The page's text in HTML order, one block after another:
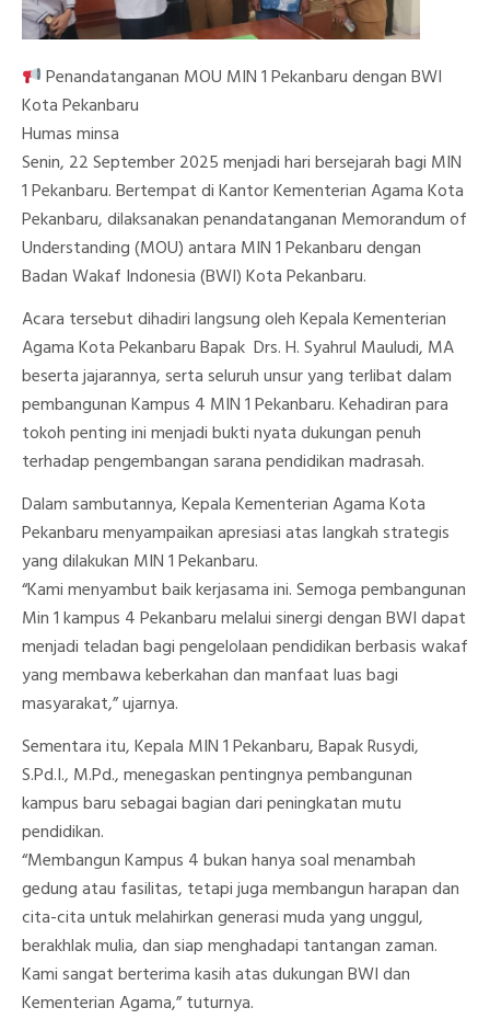
Penandatanganan MOU MIN 1 Pekanbaru dengan BWI
Kota Pekanbaru
Humas minsa
Senin, 22 September 2025 menjadi hari bersejarah bagi MIN
1 Pekanbaru. Bertempat di Kantor Kementerian Agama Kota
Pekanbaru, dilaksanakan penandatanganan Memorandum of
Understanding (MOU) antara MIN 1 Pekanbaru dengan
Badan Wakaf Indonesia (BWI) Kota Pekanbaru.
Acara tersebut dihadiri langsung oleh Kepala Kementerian
Agama Kota Pekanbaru Bapak Drs. H. Syahrul Mauludi, MA
beserta jajarannya, serta seluruh unsur yang terlibat dalam
pembangunan Kampus 4 MIN 1 Pekanbaru. Kehadiran para
tokoh penting ini menjadi bukti nyata dukungan penuh
terhadap pengembangan sarana pendidikan madrasah.
Dalam sambutannya, Kepala Kementerian Agama Kota
Pekanbaru menyampaikan apresiasi atas langkah strategis
yang dilakukan MIN 1 Pekanbaru.
“Kami menyambut baik kerjasama ini. Semoga pembangunan
Min 1 kampus 4 Pekanbaru melalui sinergi dengan BWI dapat
menjadi teladan bagi pengelolaan pendidikan berbasis wakaf
yang membawa keberkahan dan manfaat luas bagi
masyarakat,” ujarnya.
Sementara itu, Kepala MIN 1 Pekanbaru, Bapak Rusydi,
S.Pd.I., M.Pd., menegaskan pentingnya pembangunan
kampus baru sebagai bagian dari peningkatan mutu
pendidikan.
“Membangun Kampus 4 bukan hanya soal menambah
gedung atau fasilitas, tetapi juga membangun harapan dan
cita-cita untuk melahirkan generasi muda yang unggul,
berakhlak mulia, dan siap menghadapi tantangan zaman.
Kami sangat berterima kasih atas dukungan BWI dan
Kementerian Agama,” tuturnya.